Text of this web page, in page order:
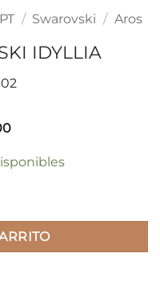
/ Swarovski / Aros
IDYLLIA